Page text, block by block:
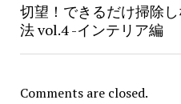
切望！できるだけ掃除
法 vol.4 -インテリア編
Comments are closed.